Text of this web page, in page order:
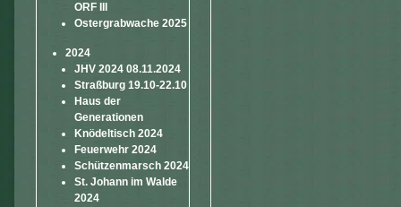
ORF III
Ostergrabwache 2025
2024
JHV 2024 08.11.2024
Straßburg 19.10-22.10
Haus der
Generationen
Knödeltisch 2024
Feuerwehr 2024
Schützenmarsch 2024
St. Johann im Walde
2024